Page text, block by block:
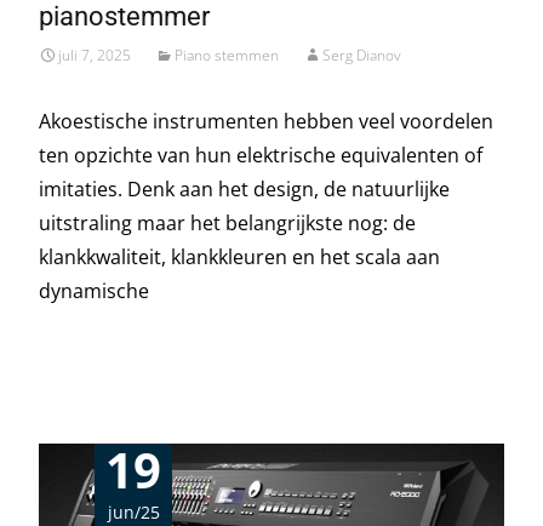
pianostemmer
juli 7, 2025 Piano stemmen Serg Dianov
Akoestische instrumenten hebben veel voordelen
ten opzichte van hun elektrische equivalenten of
imitaties. Denk aan het design, de natuurlijke
uitstraling maar het belangrijkste nog: de
klankkwaliteit, klankkleuren en het scala aan
dynamische
19
jun/25